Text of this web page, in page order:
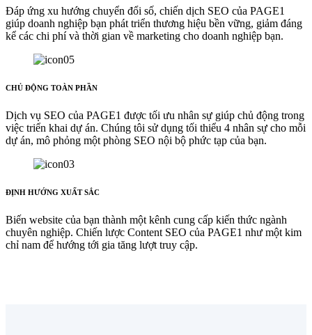
Đáp ứng xu hướng chuyển đổi số, chiến dịch SEO của PAGE1
giúp doanh nghiệp bạn phát triển thương hiệu bền vững, giảm đáng
kể các chi phí và thời gian về marketing cho doanh nghiệp bạn.
CHỦ ĐỘNG TOÀN PHẦN
Dịch vụ SEO của PAGE1 được tối ưu nhân sự giúp chủ động trong
việc triển khai dự án. Chúng tôi sử dụng tối thiểu 4 nhân sự cho mỗi
dự án, mô phỏng một phòng SEO nội bộ phức tạp của bạn.
ĐỊNH HƯỚNG XUẤT SẮC
Biến website của bạn thành một kênh cung cấp kiến thức ngành
chuyên nghiệp. Chiến lược Content SEO của PAGE1 như một kim
chỉ nam để hướng tới gia tăng lượt truy cập.